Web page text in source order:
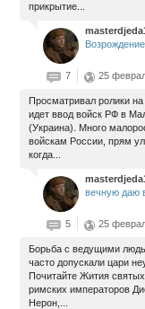
прикрытие...
7 25
Просматривал ролики
идет ввод войск РФ в
(Украина). Много
войскам России, прям
когда...
вечную даю
5 25
Борьба с ведущими
часто допускали цари
Почитайте Жития
римских императоров
Нерон,...